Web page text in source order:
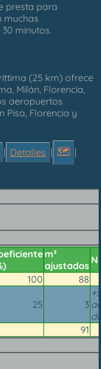
presta para
muchas
minutos.
(25 km) ofrece
Milán, Florencia,
aeropuertos
Pisa, Florencia y
| Detalles | 🗺 |
m²
ajustados
100 88
25 3
91